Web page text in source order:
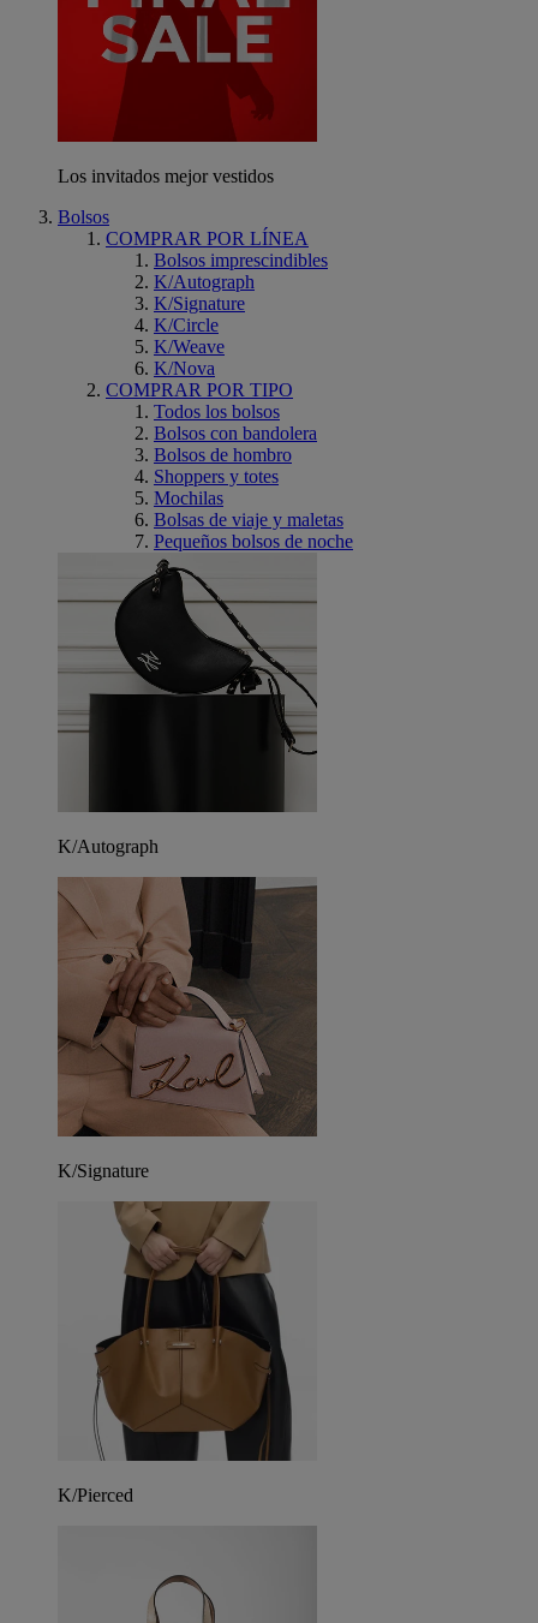
Los invitados mejor vestidos
Bolsos
COMPRAR POR LÍNEA
Bolsos imprescindibles
K/Autograph
K/Signature
K/Circle
K/Weave
K/Nova
COMPRAR POR TIPO
Todos los bolsos
Bolsos con bandolera
Bolsos de hombro
Shoppers y totes
Mochilas
Bolsas de viaje y maletas
Pequeños bolsos de noche
K/Autograph
K/Signature
K/Pierced